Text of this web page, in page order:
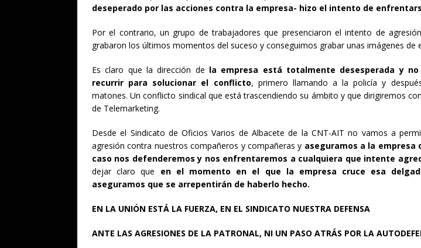
deseperado por las acciones contra la empresa- hizo el intento de
Por el contrario, un grupo de trabajadores que presenciaron el intento de
grabaron los últimos momentos del suceso y conseguimos grabar unas imágenes de
Es claro que la dirección de la empresa está totalmente desesperada y
recurrir para solucionar el conflicto, primero llamando a la policía y
matones. Un conflicto sindical que está trascendiendo su ámbito y que dirigiremos
de Telemarketing.
Desde el Sindicato de Oficios Varios de Albacete de la CNT-AIT no vamos a
agresión contra nuestros compañeros y compañeras y aseguramos a la empresa
caso nos defenderemos y nos enfrentaremos a cualquiera que intente
dejar claro que en el momento en el que la empresa cruce esa
aseguramos que se arrepentirán de haberlo hecho.
EN LA UNIÓN ESTÁ LA FUERZA, EN EL SINDICATO NUESTRA DEFENSA
ANTE LAS AGRESIONES DE LA PATRONAL, NI UN PASO ATRÁS POR LA